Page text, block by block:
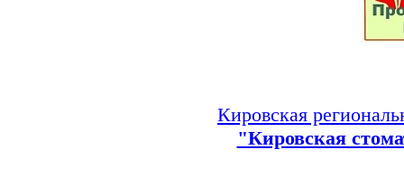
Кировская
"Кировская